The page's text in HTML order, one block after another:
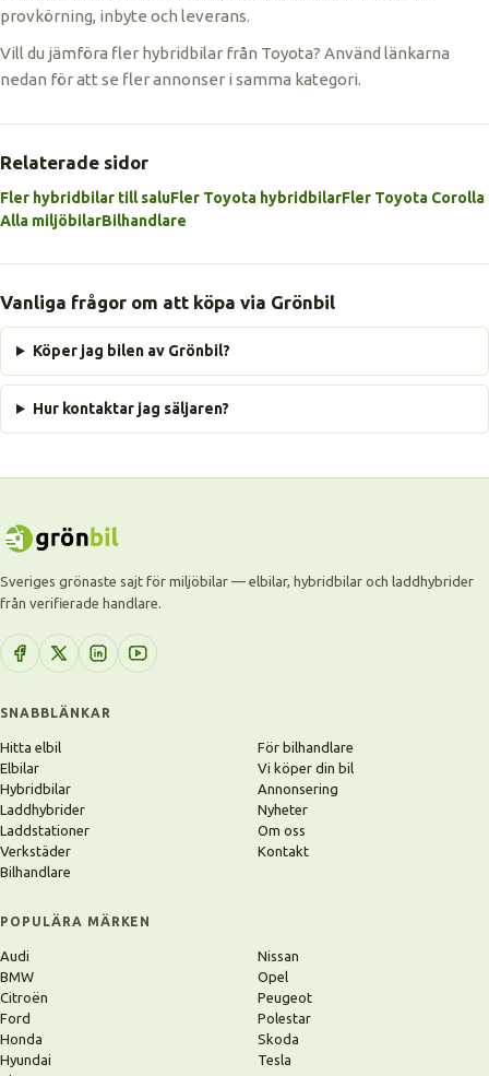
provkörning, inbyte och leverans.
Vill du jämföra fler hybridbilar från Toyota? Använd länkarna
nedan för att se fler annonser i samma kategori.
Relaterade sidor
Fler hybridbilar till saluFler Toyota hybridbilarFler Toyota Corolla
Alla miljöbilarBilhandlare
Vanliga frågor om att köpa via Grönbil
Köper jag bilen av Grönbil?
Hur kontaktar jag säljaren?
Sveriges grönaste sajt för miljöbilar — elbilar, hybridbilar och laddhybrider
från verifierade handlare.
SNABBLÄNKAR
Hitta elbil
Elbilar
Hybridbilar
Laddhybrider
Laddstationer
Verkstäder
Bilhandlare
För bilhandlare
Vi köper din bil
Annonsering
Nyheter
Om oss
Kontakt
POPULÄRA MÄRKEN
Audi
BMW
Citroën
Ford
Honda
Hyundai
Nissan
Opel
Peugeot
Polestar
Skoda
Tesla